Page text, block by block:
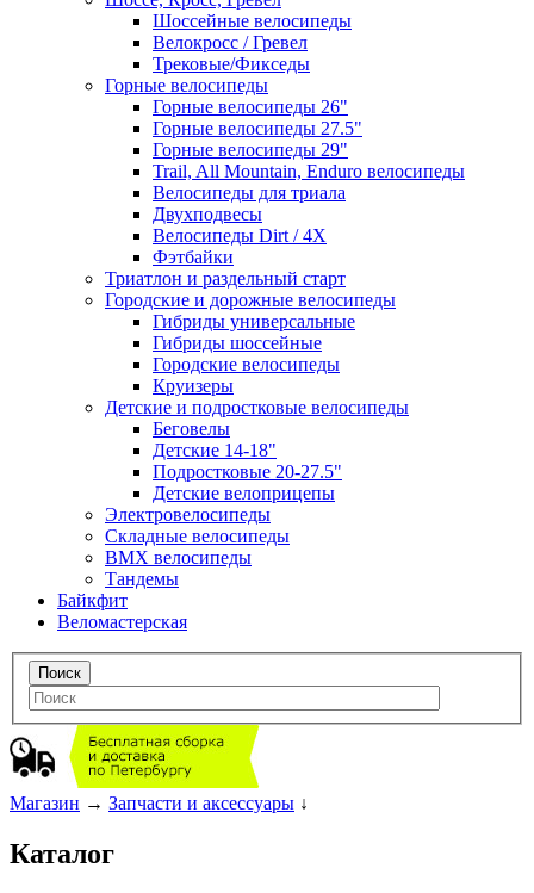
Шоссейные велосипеды
Велокросс / Гревел
Трековые/Фикседы
Горные велосипеды
Горные велосипеды 26"
Горные велосипеды 27.5"
Горные велосипеды 29"
Trail, All Mountain, Enduro велосипеды
Велосипеды для триала
Двухподвесы
Велосипеды Dirt / 4X
Фэтбайки
Триатлон и раздельный старт
Городские и дорожные велосипеды
Гибриды универсальные
Гибриды шоссейные
Городские велосипеды
Круизеры
Детские и подростковые велосипеды
Беговелы
Детские 14-18"
Подростковые 20-27.5"
Детские велоприцепы
Электровелосипеды
Складные велосипеды
BMX велосипеды
Тандемы
Байкфит
Веломастерская
Магазин → Запчасти и аксессуары ↓
Каталог